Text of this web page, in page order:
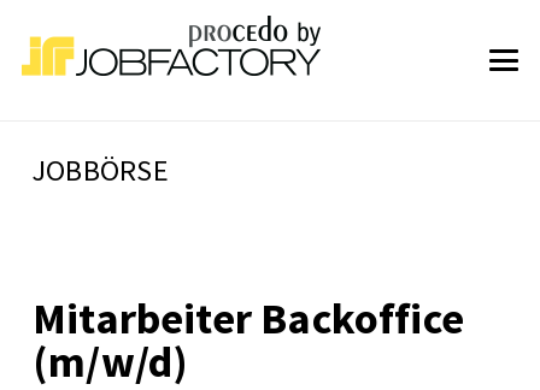
JOBBÖRSE
Mitarbeiter Backoffice
(m/w/d)